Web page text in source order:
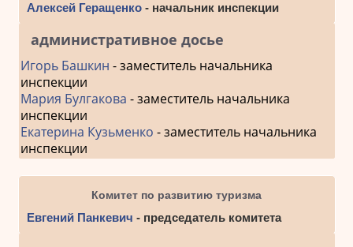
Алексей Геращенко- начальник инспекции
административное досье
Игорь Башкин - заместитель начальника
инспекции
Мария Булгакова - заместитель начальника
инспекции
Екатерина Кузьменко - заместитель начальника
инспекции
Комитет по развитию туризма
Евгений Панкевич - председатель комитета